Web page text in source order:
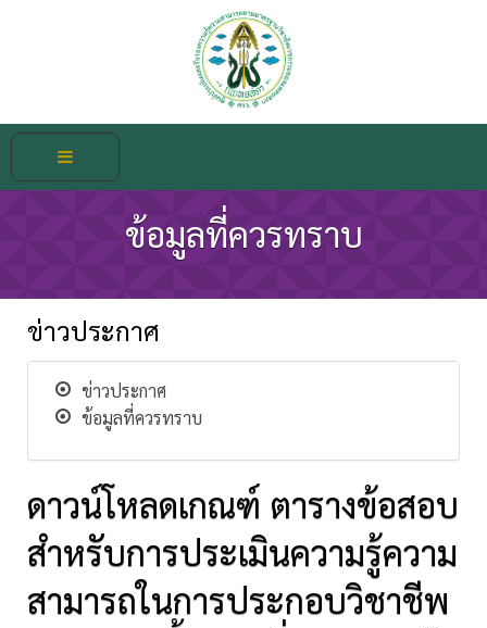
ข้อมูลที่ควรทราบ
ข่าวประกาศ
ข่าวประกาศ
ข้อมูลที่ควรทราบ
ดาวน์โหลดเกณฑ์ ตารางข้อสอบ
สำหรับการประเมินความรู้ความ
สามารถในการประกอบวิชาชีพ